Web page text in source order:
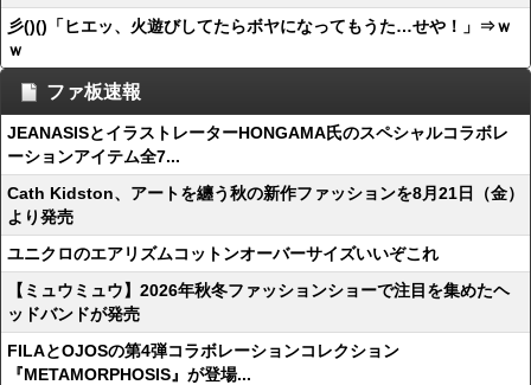
彡()()「ヒエッ、火遊びしてたらボヤになってもうた…せや！」⇒ｗ
ｗ
ファ板速報
JEANASISとイラストレーターHONGAMA氏のスペシャルコラボレ
ーションアイテム全7...
Cath Kidston、アートを纏う秋の新作ファッションを8月21日（金）
より発売
ユニクロのエアリズムコットンオーバーサイズいいぞこれ
【ミュウミュウ】2026年秋冬ファッションショーで注目を集めたヘ
ッドバンドが発売
FILAとOJOSの第4弾コラボレーションコレクション
『METAMORPHOSIS』が登場...